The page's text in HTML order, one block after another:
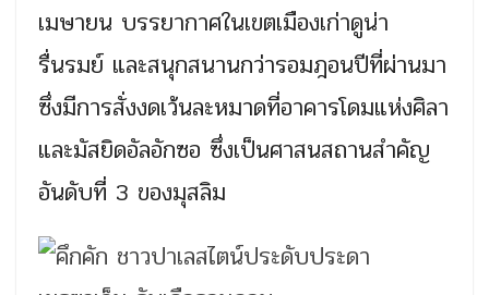
เมษายน บรรยากาศในเขตเมืองเก่าดูน่า
รื่นรมย์ และสนุกสนานกว่ารอมฎอนปีที่ผ่านมา
ซึ่งมีการสั่งงดเว้นละหมาดที่อาคารโดมแห่งศิลา
และมัสยิดอัลอักซอ ซึ่งเป็นศาสนสถานสำคัญ
อันดับที่ 3 ของมุสลิม